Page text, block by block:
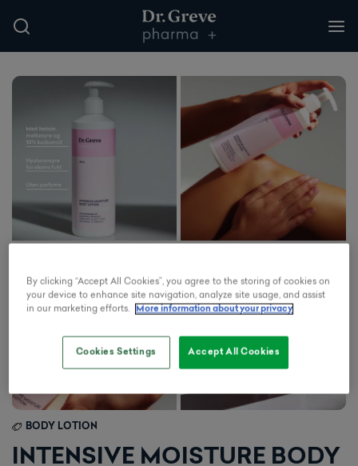
BODY LOTION
INTENSIVE MOISTURE BODY
By clicking “Accept All Cookies”, you agree to the storing of cookies on
your device to enhance site navigation, analyze site usage, and assist
in our marketing efforts.
More information about your privacy
Cookies Settings Accept All Cookies